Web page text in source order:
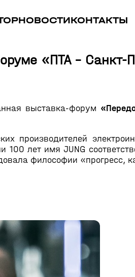
НОВОСТИКОНТАКТЫ
«ПТА - Санкт-
выставка-форум
производителей
100 лет имя JUNG
философии «прогресс,